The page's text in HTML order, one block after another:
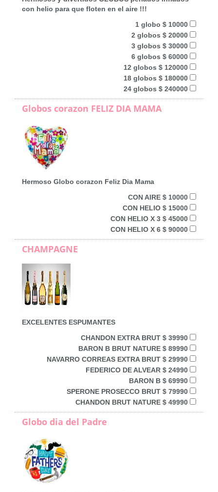
con helio para que floten en el aire !!!
1 globo $ 10000
2 globos $ 20000
3 globos $ 30000
6 globos $ 60000
12 globos $ 120000
18 globos $ 180000
24 globos $ 240000
Globos corazon FELIZ DIA MAMA
Hermoso Globo corazon Feliz Dia Mama
CON AIRE $ 10000
CON HELIO $ 15000
CON HELIO X 3 $ 45000
CON HELIO X 6 $ 90000
CHAMPAGNE
EXCELENTES ESPUMANTES
CHANDON EXTRA BRUT $ 39990
BARON B BRUT NATURE $ 89990
NAVARRO CORREAS EXTRA BRUT $ 29990
FEDERICO DE ALVEAR $ 24990
BARON B $ 69990
SPERONE PROSECCO BRUT $ 79990
CHANDON BRUT NATURE $ 49990
Globo dia del Padre